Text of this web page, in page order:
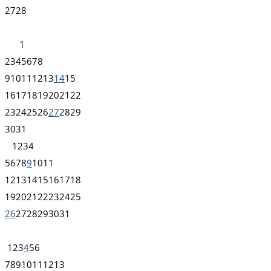
2728
1
2345678
91011 12131415
161718192021 22
23242526272829
3031
1 234
567891011
12131415161718
192021 22232425
262728293031
1 23456
7891011 1213